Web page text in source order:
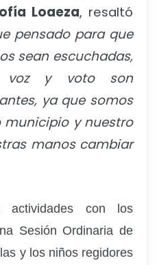
Loaeza, resaltó
pensado para que
sean escuchadas,
voz y voto son
ya que somos
municipio y nuestro
manos cambiar
con los
Sesión Ordinaria de
y los niños regidores